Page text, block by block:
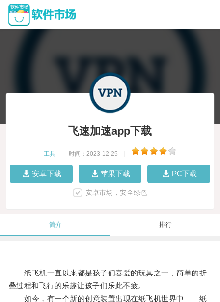
飞速加速app下载
工具 时间：2023-12-25
安卓下载 苹果下载 PC下载
安卓市场，安全绿色
简介 排行
纸飞机一直以来都是孩子们喜爱的玩具之一，简单的折
叠过程和飞行的乐趣让孩子们乐此不疲。
如今，有一个新的创意装置出现在纸飞机世界中——纸